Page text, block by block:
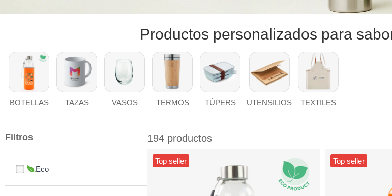
Productos personalizados para
BOTELLAS TAZAS VASOS TERMOS TÚPERS UTENSILIOS TEXTILES
Filtros
Eco
194 productos
Top seller Top seller